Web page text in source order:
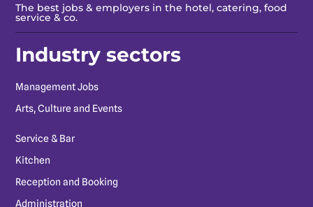
The best jobs & employers in the hotel, catering, food
service & co.
Industry sectors
Management Jobs
Arts, Culture and Events
Service & Bar
Kitchen
Reception and Booking
Administration